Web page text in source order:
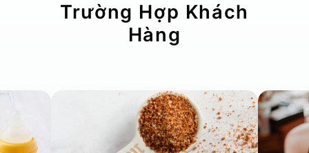
Trường Hợp Khách
Hàng